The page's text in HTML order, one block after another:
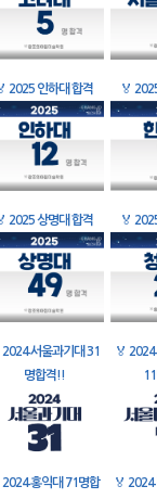
2025 인하대 합격 🏅
2025 상명대 합격 🏅
2024 서울과기대 31
명합격!!
🏅 2024
2024 홍익대 71명합
🏅 2024